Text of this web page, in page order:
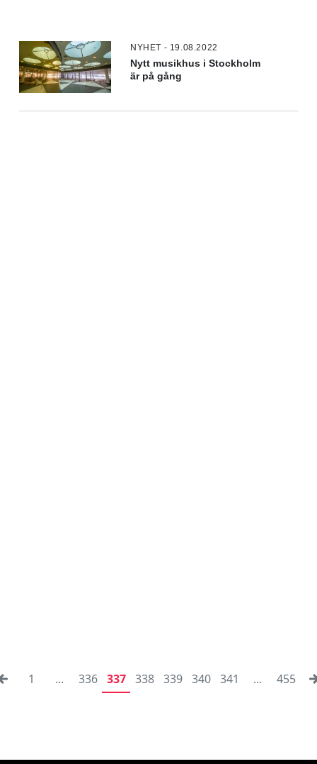
NYHET - 19.08.2022
Nytt musikhus i Stockholm
är på gång
1 ... 336 337 338 339 340 341 ... 455